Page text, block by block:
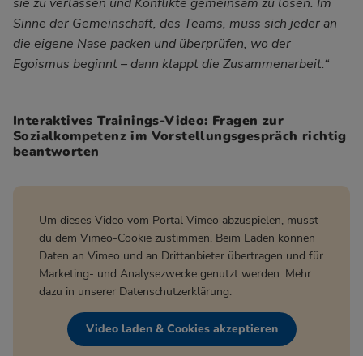
Sinne der Gemeinschaft, des Teams, muss sich jeder an
die eigene Nase packen und überprüfen, wo der
Egoismus beginnt – dann klappt die Zusammenarbeit.“
Interaktives Trainings-Video: Fragen zur
Sozialkompetenz im Vorstellungsgespräch richtig
beantworten
Um dieses Video vom Portal Vimeo abzuspielen, musst
du dem Vimeo-Cookie zustimmen. Beim Laden können
Daten an Vimeo und an Drittanbieter übertragen und für
Marketing- und Analysezwecke genutzt werden. Mehr
dazu in unserer Datenschutzerklärung.
Video laden & Cookies akzeptieren